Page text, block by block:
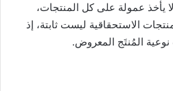
يأخذ عمولة على كل المنتجات،
الاستحقاقية ليست ثابتة، إذ